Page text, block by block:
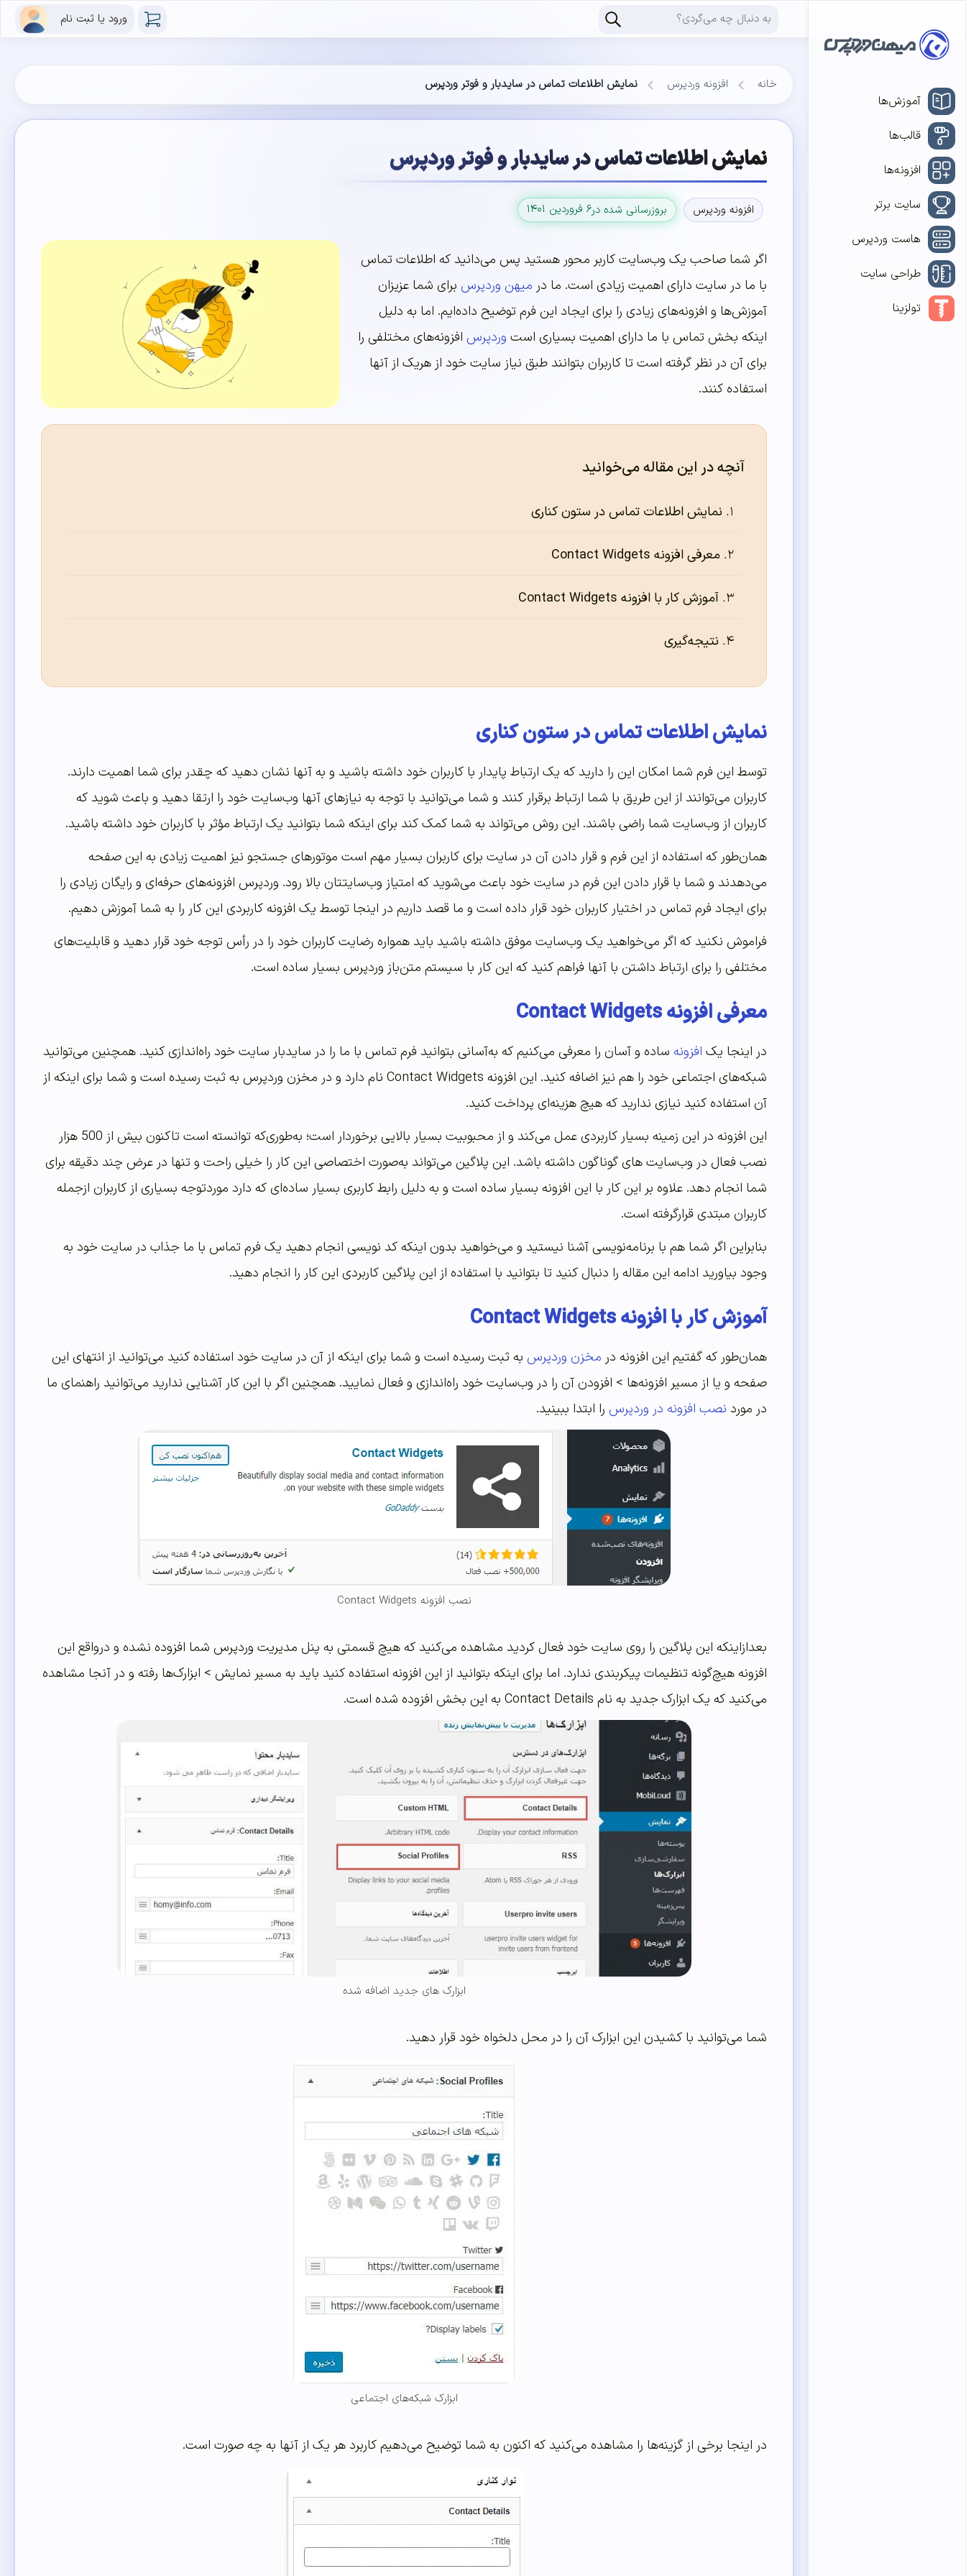
ورود یا ثبت نام
آموزش‌ها
قالب‌ها
افزونه‌ها
سایت برتر
هاست وردپرس
طراحی سایت
تولزینا
خانه افزونه وردپرس نمایش اطلاعات تماس در سایدبار و فوتر وردپرس
نمایش اطلاعات تماس در سایدبار و فوتر وردپرس
افزونه وردپرس بروزرسانی شده در۶ فروردین ۱۴۰۱
اگر شما صاحب یک وب‌سایت کاربر محور هستید پس می‌دانید که اطلاعات تماس
با ما در سایت دارای اهمیت زیادی است. ما در میهن وردپرس برای شما عزیزان
آموزش‌ها و افزونه‌های زیادی را برای ایجاد این فرم توضیح داده‌ایم. اما به دلیل
اینکه بخش تماس با ما دارای اهمیت بسیاری است وردپرس افزونه‌های مختلفی را
برای آن در نظر گرفته است تا کاربران بتوانند طبق نیاز سایت خود از هریک از آنها
استفاده کنند.
آنچه در این مقاله می‌خوانید
نمایش اطلاعات تماس در ستون کناری
معرفی افزونه Contact Widgets
آموزش کار با افزونه Contact Widgets
نتیجه‌گیری
نمایش اطلاعات تماس در ستون کناری
توسط این فرم شما امکان این را دارید که یک ارتباط پایدار با کاربران خود داشته باشید و به آنها نشان دهید که چقدر برای شما اهمیت دارند.
کاربران می‌توانند از این طریق با شما ارتباط برقرار کنند و شما می‌توانید با توجه به نیازهای آنها وب‌سایت خود را ارتقا دهید و باعث شوید که
کاربران از وب‌سایت شما راضی باشند. این روش می‌تواند به شما کمک کند برای اینکه شما بتوانید یک ارتباط مؤثر با کاربران خود داشته باشید.
همان‌طور که استفاده از این فرم و قرار دادن آن در سایت برای کاربران بسیار مهم است موتورهای جستجو نیز اهمیت زیادی به این صفحه
می‌دهدند و شما با قرار دادن این فرم در سایت خود باعث می‌شوید که امتیاز وب‌سایتتان بالا رود. وردپرس افزونه‌های حرفه‌ای و رایگان زیادی را
برای ایجاد فرم تماس در اختیار کاربران خود قرار داده است و ما قصد داریم در اینجا توسط یک افزونه کاربردی این کار را به شما آموزش دهیم.
فراموش نکنید که اگر می‌خواهید یک وب‌سایت موفق داشته باشید باید همواره رضایت کاربران خود را در رأس توجه خود قرار دهید و قابلیت‌های
مختلفی را برای ارتباط داشتن با آنها فراهم کنید که این کار با سیستم متن‌باز وردپرس بسیار ساده است.
معرفی افزونه Contact Widgets
در اینجا یک افزونه ساده و آسان را معرفی می‌کنیم که به‌آسانی بتوانید فرم تماس با ما را در سایدبار سایت خود راه‌اندازی کنید. همچنین می‌توانید
شبکه‌های اجتماعی خود را هم نیز اضافه کنید. این افزونه Contact Widgets نام دارد و در مخزن وردپرس به ثبت رسیده است و شما برای اینکه از
آن استفاده کنید نیازی ندارید که هیچ هزینه‌ای پرداخت کنید.
این افزونه در این زمینه بسیار کاربردی عمل می‌کند و از محبوبیت بسیار بالایی برخوردار است؛ به‌طوری‌که توانسته است تاکنون بیش از 500 هزار
نصب فعال در وب‌سایت های گوناگون داشته باشد. این پلاگین می‌تواند به‌صورت اختصاصی این کار را خیلی راحت و تنها در عرض چند دقیقه برای
شما انجام دهد. علاوه بر این کار با این افزونه بسیار ساده است و به دلیل رابط کاربری بسیار ساده‌ای که دارد موردتوجه بسیاری از کاربران ازجمله
کاربران مبتدی قرارگرفته است.
بنابراین اگر شما هم با برنامه‌نویسی آشنا نیستید و می‌خواهید بدون اینکه کد نویسی انجام دهید یک فرم تماس با ما جذاب در سایت خود به
وجود بیاورید ادامه این مقاله را دنبال کنید تا بتوانید با استفاده از این پلاگین کاربردی این کار را انجام دهید.
آموزش کار با افزونه Contact Widgets
همان‌طور که گفتیم این افزونه در مخزن وردپرس به ثبت رسیده است و شما برای اینکه از آن در سایت خود استفاده کنید می‌توانید از انتهای این
صفحه و یا از مسیر افزونه‌ها > افزودن آن را در وب‌سایت خود راه‌اندازی و فعال نمایید. همچنین اگر با این کار آشنایی ندارید می‌توانید راهنمای ما
در مورد نصب افزونه در وردپرس را ابتدا ببینید.
نصب افزونه Contact Widgets
بعدازاینکه این پلاگین را روی سایت خود فعال کردید مشاهده می‌کنید که هیچ قسمتی به پنل مدیریت وردپرس شما افزوده نشده و درواقع این
افزونه هیچ‌گونه تنظیمات پیکربندی ندارد. اما برای اینکه بتوانید از این افزونه استفاده کنید باید به مسیر نمایش > ابزارک‌ها رفته و در آنجا مشاهده
می‌کنید که یک ابزارک جدید به نام Contact Details به این بخش افزوده شده است.
ابزارک های جدید اضافه شده
شما می‌توانید با کشیدن این ابزارک آن را در محل دلخواه خود قرار دهید.
ابزارک شبکه‌های اجتماعی
در اینجا برخی از گزینه‌ها را مشاهده می‌کنید که اکنون به شما توضیح می‌دهیم کاربرد هر یک از آنها به چه صورت است.